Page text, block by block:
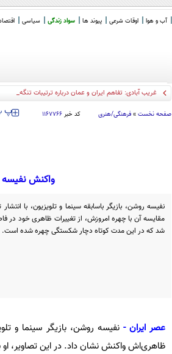
آب و هوا اوقات شرعی پیوند ها سواد زندگی سیاسی
غریب آبادی: تفاهم ایران و عمان درباره ترتیبات تنگه هرمز
صفحه نخست » فرهنگی/هنری کد خبر ۱۱۶۷۷۶۶ ‍‍‍ پ
واکنش نفیسه
نفیسه روشن، بازیگر باسابقه سینما و تلویزیون، با
شد که در این مدت کوتاه دچار شکستگی چهره شده است.
عصر ایران - نفیسه روشن، بازیگر سینما و
ظاهری‌اش واکنش نشان داد. در این تصاویر،